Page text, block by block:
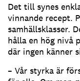
Det till synes
vinnande recept.
samhällsklasser.
hålla en hög nivå
där ingen känner
– Vår styrka är